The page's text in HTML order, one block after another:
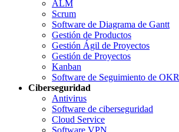
ALM
Scrum
Software de Diagrama de Gantt
Gestión de Productos
Gestión Ágil de Proyectos
Gestión de Proyectos
Kanban
Software de Seguimiento de OKR
Ciberseguridad
Antivirus
Software de ciberseguridad
Cloud Service
Software VPN